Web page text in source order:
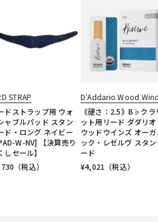
STRAP
ドストラップ用 ウォ
ャブルパッド スタン
ド・ロング ネイビー
W-NV] 【決算売り
しセール】
（税込）
D'Addario Wood
《硬さ：2.5》B♭クラ
ット用リード ダダリ
ウッドウインズ オー
ック・レゼルヴ スタ
ード
¥4,021 （税込）